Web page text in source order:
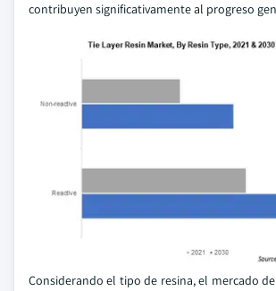
contribuyen significativamente al progreso
Considerando el tipo de resina, el mercado